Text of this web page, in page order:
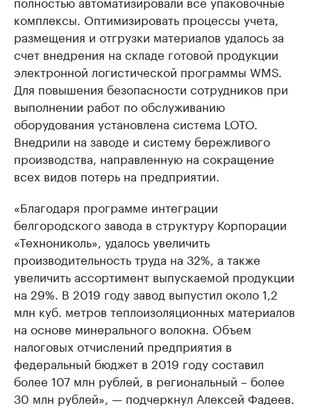
комплексы. Оптимизировать процессы учета,
размещения и отгрузки материалов удалось за
счет внедрения на складе готовой продукции
электронной логистической программы WMS.
Для повышения безопасности сотрудников при
выполнении работ по обслуживанию
оборудования установлена система LOTO.
Внедрили на заводе и систему бережливого
производства, направленную на сокращение
всех видов потерь на предприятии.
«Благодаря программе интеграции
белгородского завода в структуру Корпорации
«Технониколь», удалось увеличить
производительность труда на 32%, а также
увеличить ассортимент выпускаемой продукции
на 29%. В 2019 году завод выпустил около 1,2
млн куб. метров теплоизоляционных материалов
на основе минерального волокна. Объем
налоговых отчислений предприятия в
федеральный бюджет в 2019 году составил
более 107 млн рублей, в региональный – более
30 млн рублей», — подчеркнул Алексей Фадеев.